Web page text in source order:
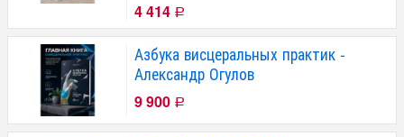
4 414 Р
Азбука висцеральных практик -
Александр Огулов
9 900 Р